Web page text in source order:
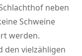
neben
Schweine
werden.
den vielzähligen